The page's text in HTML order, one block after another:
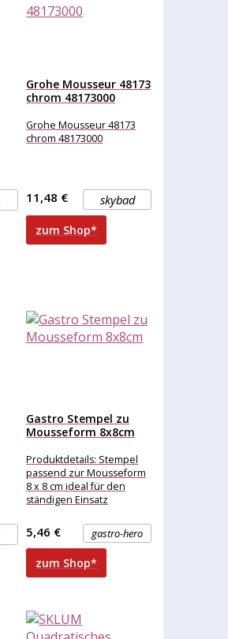
Grohe Mousseur 48173
chrom 48173000
Grohe Mousseur 48173
chrom 48173000
skybad
11,48 €
zum Shop*
Gastro Stempel zu
Mousseform 8x8cm
Produktdetails: Stempel
passend zur Mousseform
8 x 8 cm ideal für den
ständigen Einsatz
geschweißt
Produktdetails: Gewicht:
gastro-hero
5,46 €
zum Shop*